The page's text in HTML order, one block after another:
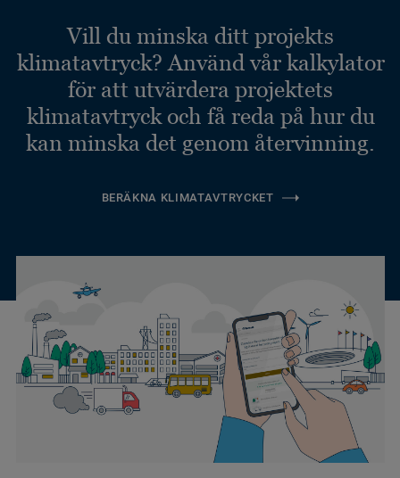
Vill du minska ditt projekts
klimatavtryck? Använd vår kalkylator
för att utvärdera projektets
klimatavtryck och få reda på hur du
kan minska det genom återvinning.
BERÄKNA KLIMATAVTRYCKET